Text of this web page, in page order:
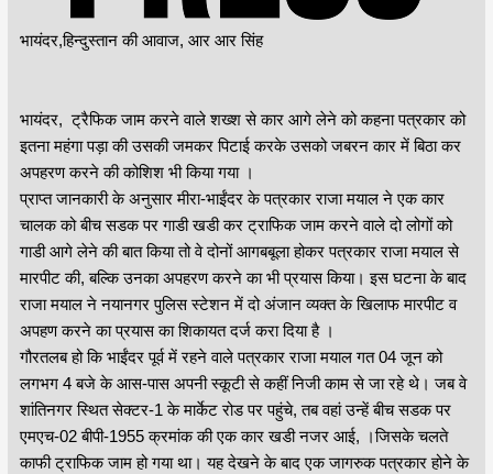
भायंदर,हिन्दुस्तान की आवाज, आर आर सिंह
भायंदर, ट्रैफिक जाम करने वाले शख्श से कार आगे लेने को कहना पत्रकार को
इतना महंगा पड़ा की उसकी जमकर पिटाई करके उसको जबरन कार में बिठा कर
अपहरण करने की कोशिश भी किया गया ।
प्राप्त जानकारी के अनुसार मीरा-भाईंदर के पत्रकार राजा मयाल ने एक कार
चालक को बीच सडक पर गाडी खडी कर ट्राफिक जाम करने वाले दो लोगों को
गाडी आगे लेने की बात किया तो वे दोनों आगबबूला होकर पत्रकार राजा मयाल से
मारपीट की, बल्कि उनका अपहरण करने का भी प्रयास किया। इस घटना के बाद
राजा मयाल ने नयानगर पुलिस स्टेशन में दो अंजान व्यक्त के खिलाफ मारपीट व
अपहण करने का प्रयास का शिकायत दर्ज करा दिया है ।
गौरतलब हो कि भाईंदर पूर्व में रहने वाले पत्रकार राजा मयाल गत 04 जून को
लगभग 4 बजे के आस-पास अपनी स्कूटी से कहीं निजी काम से जा रहे थे। जब वे
शांतिनगर स्थित सेक्टर-1 के मार्केट रोड पर पहुंचे, तब वहां उन्हें बीच सडक पर
एमएच-02 बीपी-1955 क्रमांक की एक कार खडी नजर आई, ।जिसके चलते
काफी ट्राफिक जाम हो गया था। यह देखने के बाद एक जागरुक पत्रकार होने के